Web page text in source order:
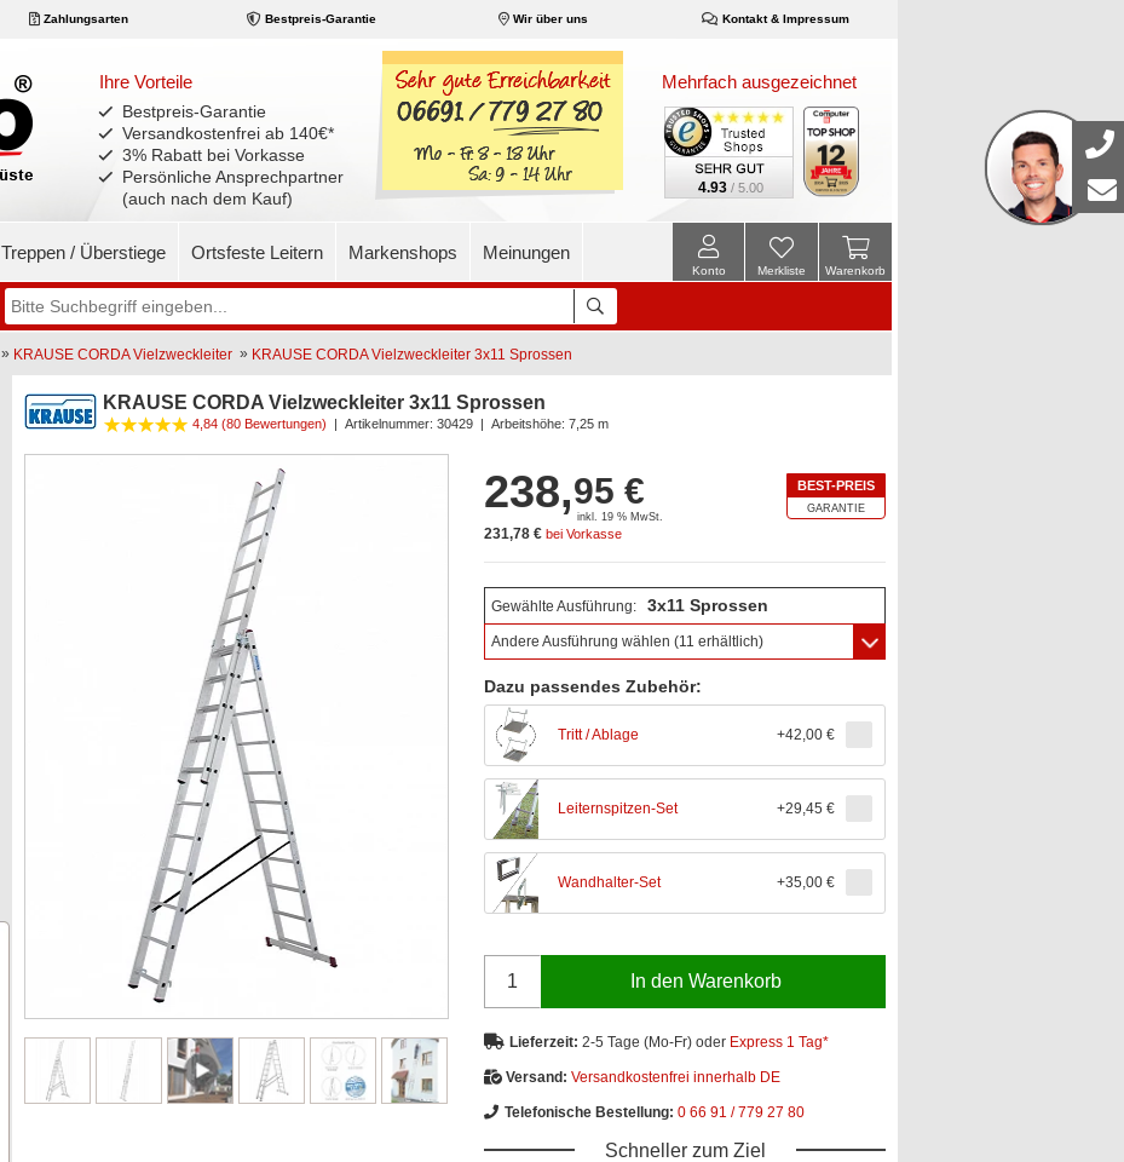
Zahlungsarten Bestpreis-Garantie Wir über uns Kontakt & Impressum
Ihre Vorteile
Bestpreis-Garantie
Versandkostenfrei ab 140€*
3% Rabatt bei Vorkasse
Persönliche Ansprechpartner
(auch nach dem Kauf)
Mehrfach ausgezeichnet
4.93 / 5.00
Treppen / Überstiege Ortsfeste Leitern Markenshops Meinungen
Warenkorb
Merkliste
Konto
» KRAUSE CORDA Vielzweckleiter » KRAUSE CORDA Vielzweckleiter 3x11 Sprossen
KRAUSE CORDA Vielzweckleiter 3x11 Sprossen
4,84 (80 Bewertungen) | Artikelnummer: 30429 | Arbeitshöhe: 7,25 m
BEST-PREIS
GARANTIE
238,95 €
inkl. 19 % MwSt.
231,78 € bei Vorkasse
Gewählte Ausführung: 3x11 Sprossen
Andere Ausführung wählen (11 erhältlich)
Dazu passendes Zubehör:
Tritt / Ablage +42,00 €
Leiternspitzen-Set +29,45 €
Wandhalter-Set +35,00 €
In den Warenkorb
Lieferzeit: 2-5 Tage (Mo-Fr) oder Express 1 Tag*
Versand: Versandkostenfrei innerhalb DE
Telefonische Bestellung: 0 66 91 / 779 27 80
Schneller zum Ziel